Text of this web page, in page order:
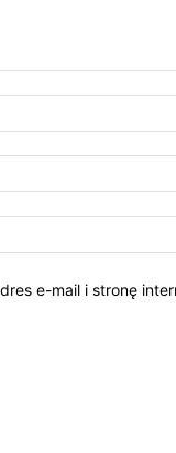
e-mail i stronę